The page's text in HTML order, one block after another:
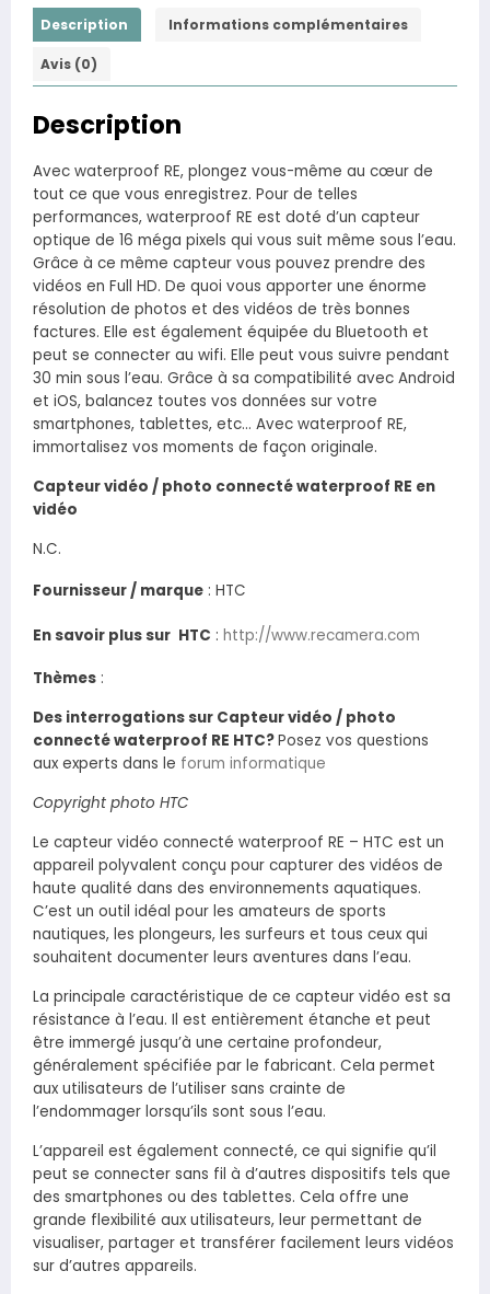
Description Informations complémentaires
Avis (0)
Description
Avec waterproof RE, plongez vous-même au cœur de
tout ce que vous enregistrez. Pour de telles
performances, waterproof RE est doté d’un capteur
optique de 16 méga pixels qui vous suit même sous l’eau.
Grâce à ce même capteur vous pouvez prendre des
vidéos en Full HD. De quoi vous apporter une énorme
résolution de photos et des vidéos de très bonnes
factures. Elle est également équipée du Bluetooth et
peut se connecter au wifi. Elle peut vous suivre pendant
30 min sous l’eau. Grâce à sa compatibilité avec Android
et iOS, balancez toutes vos données sur votre
smartphones, tablettes, etc… Avec waterproof RE,
immortalisez vos moments de façon originale.
Capteur vidéo / photo connecté waterproof RE en
vidéo
N.C.
Fournisseur / marque : HTC
En savoir plus sur HTC : http://www.recamera.com
Thèmes :
Des interrogations sur Capteur vidéo / photo
connecté waterproof RE HTC?Posez vos questions
aux experts dans le forum informatique
Copyright photo HTC
Le capteur vidéo connecté waterproof RE – HTC est un
appareil polyvalent conçu pour capturer des vidéos de
haute qualité dans des environnements aquatiques.
C’est un outil idéal pour les amateurs de sports
nautiques, les plongeurs, les surfeurs et tous ceux qui
souhaitent documenter leurs aventures dans l’eau.
La principale caractéristique de ce capteur vidéo est sa
résistance à l’eau. Il est entièrement étanche et peut
être immergé jusqu’à une certaine profondeur,
généralement spécifiée par le fabricant. Cela permet
aux utilisateurs de l’utiliser sans crainte de
l’endommager lorsqu’ils sont sous l’eau.
L’appareil est également connecté, ce qui signifie qu’il
peut se connecter sans fil à d’autres dispositifs tels que
des smartphones ou des tablettes. Cela offre une
grande flexibilité aux utilisateurs, leur permettant de
visualiser, partager et transférer facilement leurs vidéos
sur d’autres appareils.